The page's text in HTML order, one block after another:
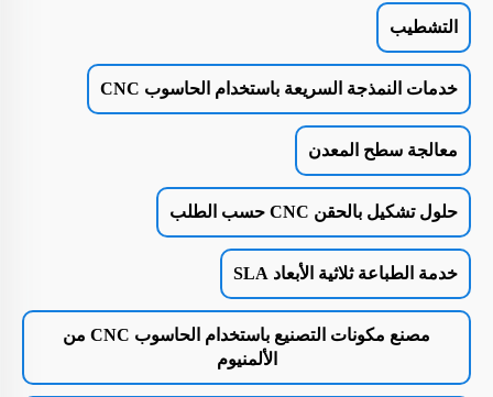
التشطيب
خدمات النمذجة السريعة باستخدام الحاسوب CNC
معالجة سطح المعدن
حلول تشكيل بالحقن CNC حسب الطلب
خدمة الطباعة ثلاثية الأبعاد SLA
مصنع مكونات التصنيع باستخدام الحاسوب CNC من
الألمنيوم